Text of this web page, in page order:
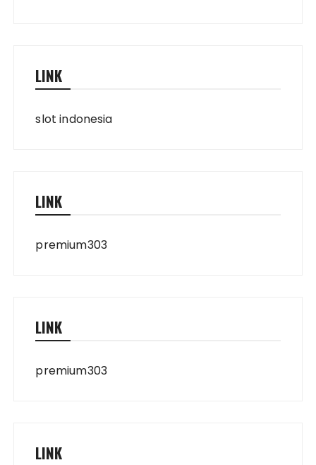
LINK
slot indonesia
LINK
premium303
LINK
premium303
LINK